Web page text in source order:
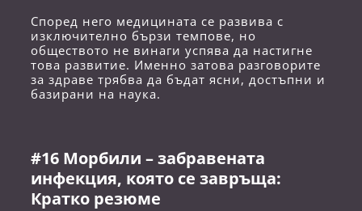
Според него медицината се развива с
изключително бързи темпове, но
обществото не винаги успява да настигне
това развитие. Именно затова разговорите
за здраве трябва да бъдат ясни, достъпни и
базирани на наука.
#16 Морбили – забравената
инфекция, която се завръща:
Кратко резюме